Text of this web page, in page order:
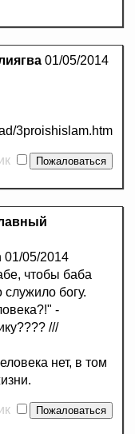
01/05/2014
3proishislam.htm
01/05/2014
чтобы баба
служило богу.
-
///
нет, в том